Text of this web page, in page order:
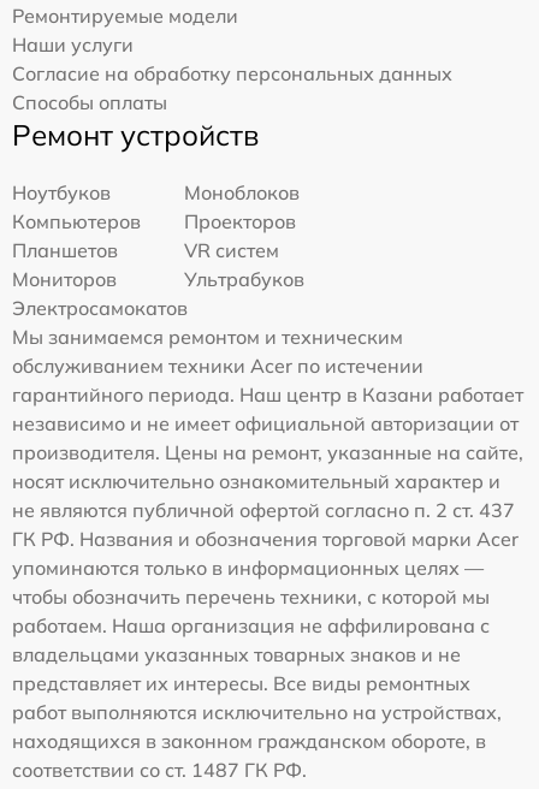
Ремонтируемые модели
Наши услуги
Согласие на обработку персональных данных
Способы оплаты
Ремонт устройств
Ноутбуков
Моноблоков
Компьютеров
Проекторов
Планшетов
VR систем
Мониторов
Ультрабуков
Электросамокатов
Мы занимаемся ремонтом и техническим
обслуживанием техники Acer по истечении
гарантийного периода. Наш центр в Казани работает
независимо и не имеет официальной авторизации от
производителя. Цены на ремонт, указанные на сайте,
носят исключительно ознакомительный характер и
не являются публичной офертой согласно п. 2 ст. 437
ГК РФ. Названия и обозначения торговой марки Acer
упоминаются только в информационных целях —
чтобы обозначить перечень техники, с которой мы
работаем. Наша организация не аффилирована с
владельцами указанных товарных знаков и не
представляет их интересы. Все виды ремонтных
работ выполняются исключительно на устройствах,
находящихся в законном гражданском обороте, в
соответствии со ст. 1487 ГК РФ.